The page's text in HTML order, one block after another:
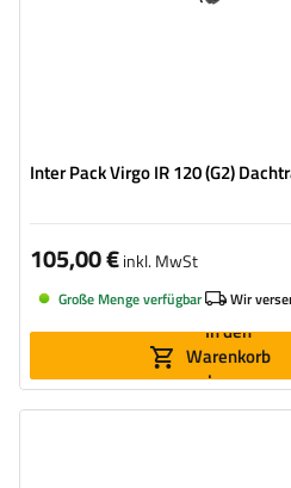
Inter Pack Virgo IR 120 (G2)
105,00 €inkl. MwSt
Große Menge verfügbar Wir
In den
Warenkorb
legen